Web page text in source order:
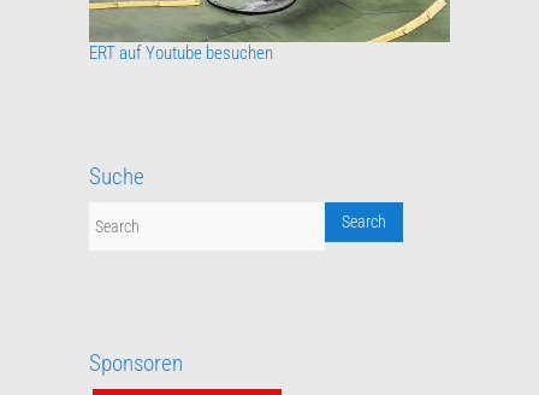
ERT auf Youtube besuchen
Suche
Sponsoren